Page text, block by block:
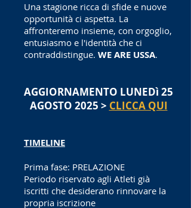
Una stagione ricca di sfide e nuove
opportunità ci aspetta. La
affronteremo insieme, con orgoglio,
entusiasmo e l'identità che ci
contraddistingue. WE ARE USSA.
AGGIORNAMENTO LUNEDì 25
AGOSTO 2025 > CLICCA QUI
TIMELINE
Prima fase: PRELAZIONE
Periodo riservato agli Atleti già
iscritti che desiderano rinnovare la
propria iscrizione